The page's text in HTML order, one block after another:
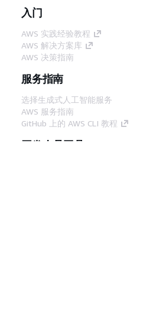
入门
AWS 实践经验教程
AWS 解决方案库
AWS 决策指南
服务指南
选择生成式人工智能服务
AWS 服务指南
GitHub 上的 AWS CLI 教程
开发人员工具